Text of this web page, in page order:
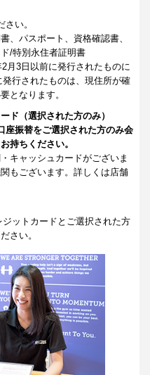
い。
、パスポート、資格確認書、
/特別永住者証明書
月3日以前に発行されたものに
行されたものは、現住所が確
となります。
ド（選択された方のみ）
座振替をご選択された方のみ会
持ちください。
キャッシュカードがございま
もございます。詳しくは店舗
ットカードとご選択された方
さい。